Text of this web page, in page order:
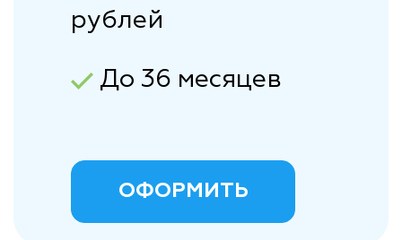
рублей
До 36 месяцев
ОФОРМИТЬ